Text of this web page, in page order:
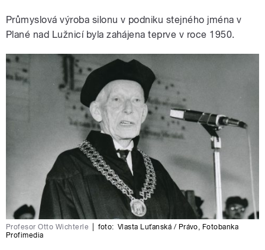
Průmyslová výroba silonu v podniku stejného jména v
Plané nad Lužnicí byla zahájena teprve v roce 1950.
Profesor Otto Wichterle foto: Vlasta Luťanská / Právo, Fotobanka
Profimedia